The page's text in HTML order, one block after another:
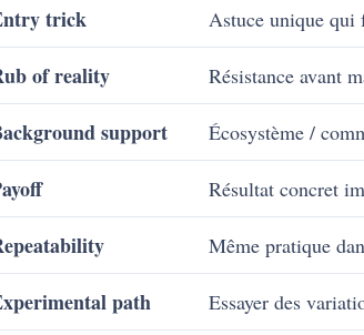
trick Astuce unique qui
of reality Résistance avant
support Écosystème /
Résultat concret
Même pratique
path Essayer des